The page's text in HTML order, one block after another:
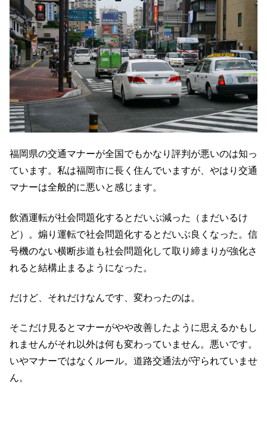
福岡県の交通マナーが全国でもかなり評判が悪いのは知っ
ています。私は福岡市に長く住んでいますが、やはり交通
マナーは全般的に悪いと感じます。
飲酒運転が社会問題化するとだいぶ減った（まだいるけ
ど）。煽り運転で社会問題化するとだいぶ良くなった。信
号機のない横断歩道も社会問題化して取り締まりが強化さ
れると結構止まるようになった。
だけど、それだけなんです、変わったのは。
そこだけ見るとマナーがやや改善したように思えるかもし
れませんがそれ以外は何も変わっていません。悪いです。
いやマナーではなくルール。道路交通法が守られていませ
ん。